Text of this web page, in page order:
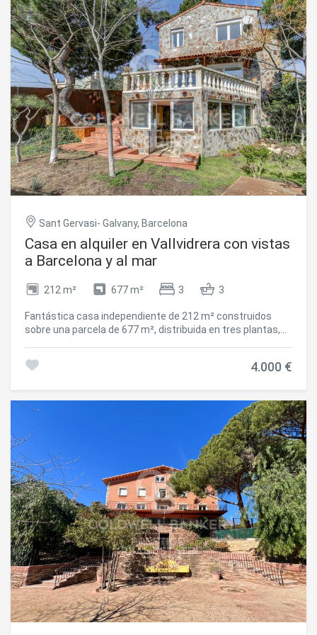
equipada y amueblada, excluyendo los suministros
correspondientes. Los gastos de comunidad e impuestos
municipales (IBI) están incluidos en el alquiler. ¡No pierdas
la oportunidad de vivir en esta casa completamente
equipada, rodeada de comodidades y con una ubicación
ideal! #ref:CBES1980
Sant Gervasi- Galvany, Barcelona
Casa en alquiler en Vallvidrera con vistas
a Barcelona y al mar
212 m² 677 m² 3 3
Fantástica casa independiente de 212 m² construidos
sobre una parcela de 677 m², distribuida en tres plantas,
disfrutar de la naturaleza, la privacidad y el aire puro sin
Vallvidrera, con acceso inmediato a todos los servicios
esenciales: supermercados, CAP, bancos, estanco,
cafeterías y comercios. Accedemos a la propiedad por la
planta principal o zona de día, donde encontramos un
amplio y luminoso salón con suelos de parquet,
elegantemente diferenciado del comedor mediante
columnas decorativas. Desde el comedor se accede a una
magnífica terraza con impresionantes vistas abiertas a
Barcelona, el mar y la montaña, ideal para disfrutar del
entorno durante todo el año. La cocina, de estilo office,
ofrece un espacio funcional y luminoso. En esta misma
planta se dispone además de un práctico aseo de
cortesía. La primera planta, destinada a la zona de
descanso, alberga tres amplias habitaciones dobles tipo
suite, con vestidor, acompañadas de dos baños
completos y acabados de excelente calidad. En la planta
inferior encontramos espacios polivalentes con múltiples
4.000 €